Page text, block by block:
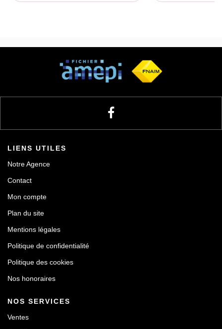
LIENS UTILES
Notre Agence
Contact
Mon compte
Plan du site
Mentions légales
Politique de confidentialité
Politique des cookies
Nos honoraires
NOS SERVICES
Ventes